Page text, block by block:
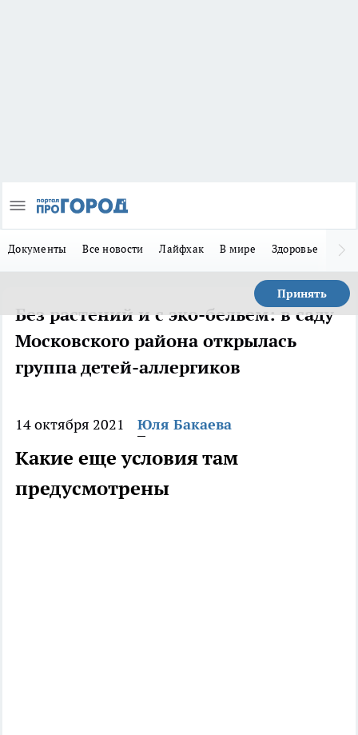
Документы Все новости Лайфхак В мире Здоровье
Принять
Без растений и с эко-бельем: в саду
Московского района открылась
группа детей-аллергиков
14 октября 2021 Юля Бакаева
Какие еще условия там
предусмотрены